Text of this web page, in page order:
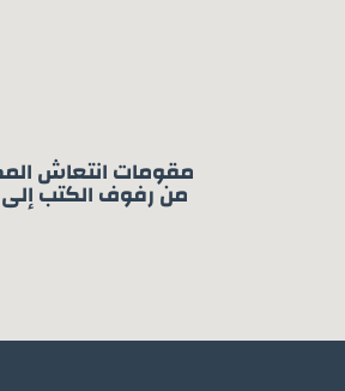
مقومات انتعاش
من رفوف الكتب إلى